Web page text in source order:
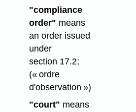
"compliance
order" means
an order issued
under
section 17.2;
(« ordre
d'observation »)
"court" means